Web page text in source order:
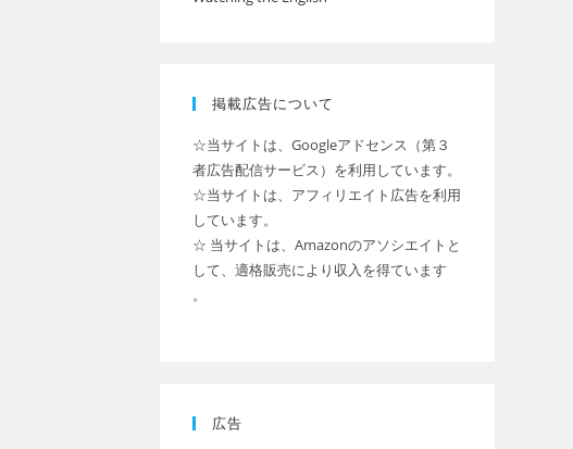
掲載広告について
☆当サイトは、Googleアドセンス（第３
者広告配信サービス）を利用しています。
☆当サイトは、アフィリエイト広告を利用
しています。
☆ 当サイトは、Amazonのアソシエイトと
して、適格販売により収入を得ています
。
広告